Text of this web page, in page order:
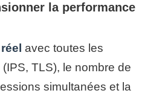
la performance
réel avec toutes les
TLS), le nombre de
simultanées et la